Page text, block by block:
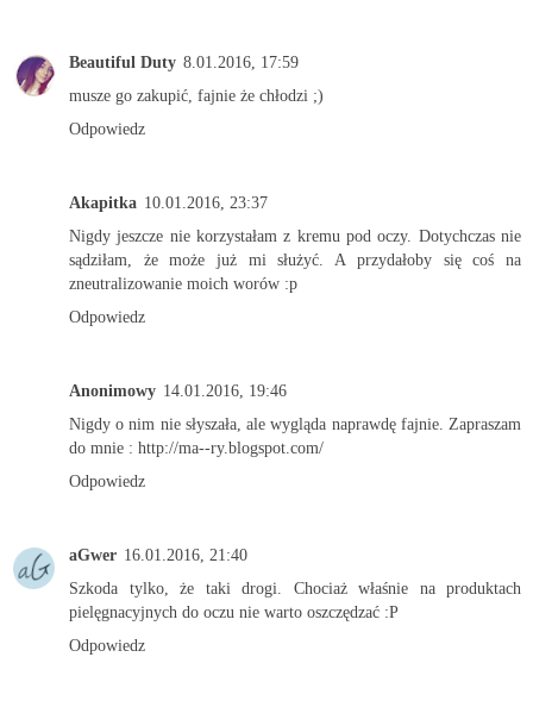
Beautiful Duty 8.01.2016, 17:59
musze go zakupić, fajnie że chłodzi ;)
Odpowiedz
Akapitka 10.01.2016, 23:37
Nigdy jeszcze nie korzystałam z kremu pod oczy. Dotychczas nie
sądziłam, że może już mi służyć. A przydałoby się coś na
zneutralizowanie moich worów :p
Odpowiedz
Anonimowy 14.01.2016, 19:46
Nigdy o nim nie słyszała, ale wygląda naprawdę fajnie. Zapraszam
do mnie : http://ma--ry.blogspot.com/
Odpowiedz
aGwer 16.01.2016, 21:40
Szkoda tylko, że taki drogi. Chociaż właśnie na produktach
pielęgnacyjnych do oczu nie warto oszczędzać :P
Odpowiedz